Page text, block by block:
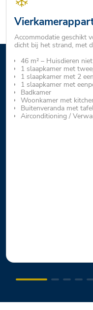
Accommodatie geschikt
dicht bij het strand, met
46 m² – Huisdieren
1 slaapkamer met
1 slaapkamer met 2
1 slaapkamer met
Badkamer
Woonkamer met
Buitenveranda met
Airconditioning /